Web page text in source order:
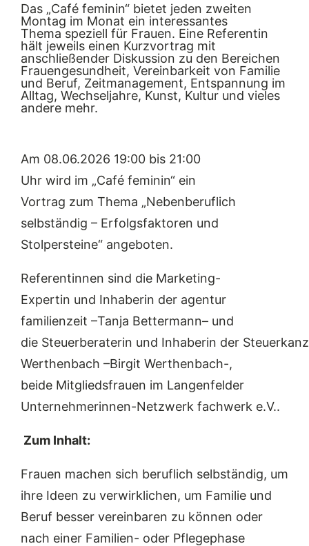
Das „Café feminin“ bietet jeden zweiten
Montag im Monat ein interessantes
Themaspeziell für Frauen. Eine Referentin
hält jeweils einen Kurzvortrag mit
anschließender Diskussion zu den Bereichen
Frauengesundheit, Vereinbarkeit von Familie
und Beruf, Zeitmanagement, Entspannung im
Alltag, Wechseljahre, Kunst, Kultur und vieles
andere mehr.
Am 08.06.2026 19:00 bis 21:00
Uhr wird im „Café feminin“ ein
Vortrag zum Thema „Nebenberuflich
selbständig – Erfolgsfaktoren und
Stolpersteine“ angeboten.
Referentinnen sind die Marketing-
Expertin und Inhaberin der agentur
familienzeit –Tanja Bettermann– und
die Steuerberaterin und Inhaberin der
Werthenbach –Birgit Werthenbach-,
beide Mitgliedsfrauen im Langenfelder
Unternehmerinnen-Netzwerk fachwerk e.V..
Zum Inhalt:
Frauen machen sich beruflich selbständig, um
ihre Ideen zu verwirklichen, um Familie und
Beruf besser vereinbaren zu können oder
nach einer Familien- oder Pflegephase